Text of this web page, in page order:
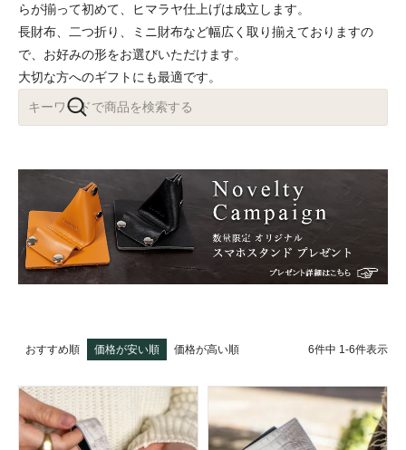
らが揃って初めて、ヒマラヤ仕上げは成立します。
長財布、二つ折り、ミニ財布など幅広く取り揃えておりますの
で、お好みの形をお選びいただけます。
大切な方へのギフトにも最適です。
おすすめ順 価格が安い順 価格が高い順 6件中 1 -6件表示